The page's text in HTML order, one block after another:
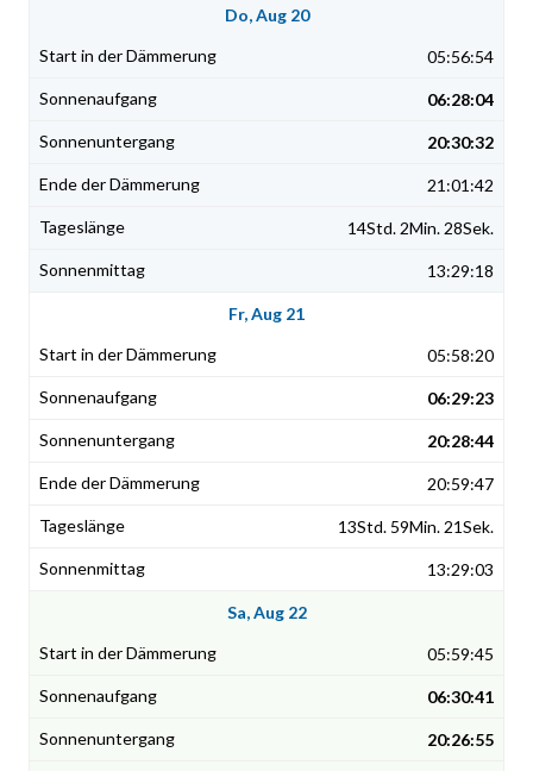
Do, Aug 20
05:56:54
06:28:04
20:30:32
21:01:42
14Std. 2Min. 28Sek.
13:29:18
Fr, Aug 21
05:58:20
06:29:23
20:28:44
20:59:47
13Std. 59Min. 21Sek.
13:29:03
Sa, Aug 22
05:59:45
06:30:41
20:26:55